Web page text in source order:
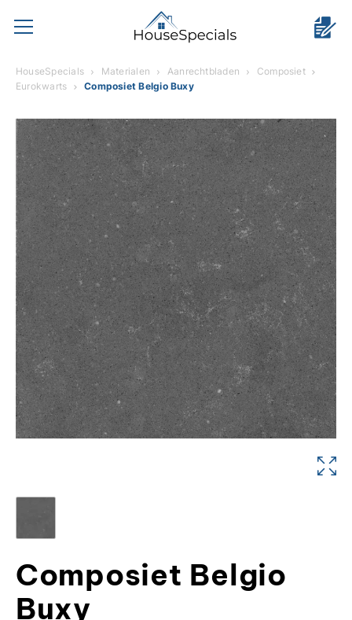
HouseSpecials Materialen Aanrechtbladen
Composiet
Eurokwarts
Composiet Belgio Buxy
Composiet Belgio
Buxy